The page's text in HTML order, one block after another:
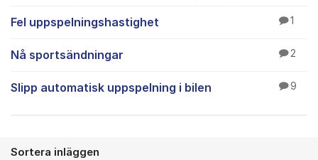
Fel uppspelningshastighet 1
Nå sportsändningar 2
Slipp automatisk uppspelning i bilen 9
Sortera inläggen